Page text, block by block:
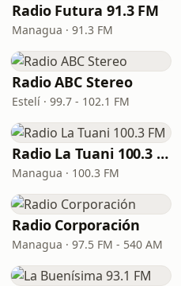
Radio Futura 91.3 FM
Managua · 91.3 FM
Radio ABC Stereo
Estelí · 99.7 - 102.1 FM
Radio La Tuani 100.3 FM
Managua · 100.3 FM
Radio Corporación
Managua · 97.5 FM - 540 AM